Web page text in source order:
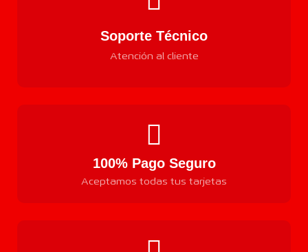
Soporte Técnico
Atención al cliente
100% Pago Seguro
Aceptamos todas tus tarjetas